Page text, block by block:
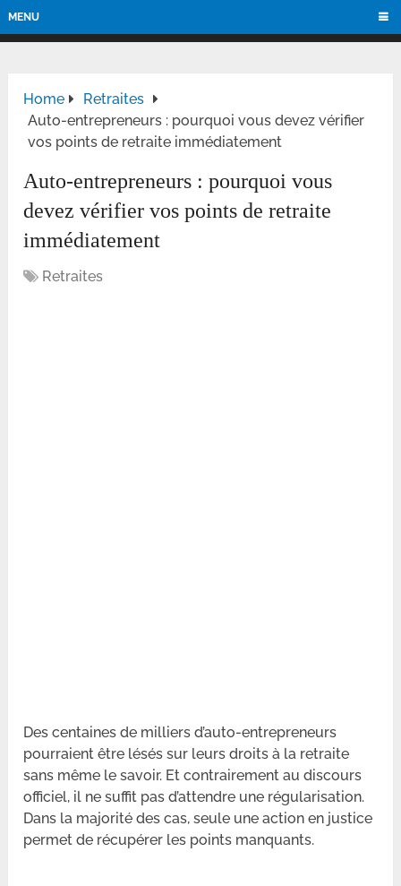
MENU
Home
Retraites
Auto-entrepreneurs : pourquoi vous devez vérifier
vos points de retraite immédiatement
Auto-entrepreneurs : pourquoi vous
devez vérifier vos points de retraite
immédiatement
Retraites
Des centaines de milliers d’auto-entrepreneurs
pourraient être lésés sur leurs droits à la retraite
sans même le savoir. Et contrairement au discours
officiel, il ne suffit pas d’attendre une régularisation.
Dans la majorité des cas, seule une action en justice
permet de récupérer les points manquants.